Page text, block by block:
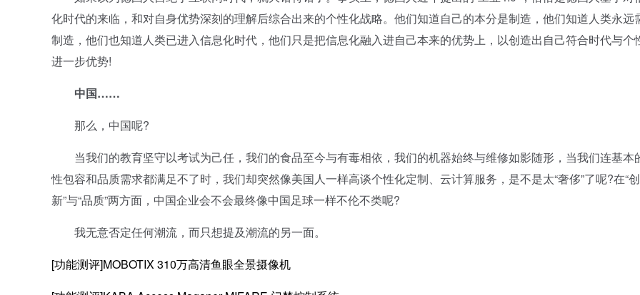
化时代的来临，和对自身优势深刻的理解后综合出来的个性化战略。他们知道自己的本分是制造，他们知道人类永远
制造，他们也知道人类已进入信息化时代，他们只是把信息化融入进自己本来的优势上，以创造出自己符合时代与个
进一步优势!
中国……
那么，中国呢?
当我们的教育坚守以考试为己任，我们的食品至今与有毒相依，我们的机器始终与维修如影随形，当我们连基本
性包容和品质需求都满足不了时，我们却突然像美国人一样高谈个性化定制、云计算服务，是不是太“奢侈”了呢?在“创
新”与“品质”两方面，中国企业会不会最终像中国足球一样不伦不类呢?
我无意否定任何潮流，而只想提及潮流的另一面。
[功能测评]MOBOTIX 310万高清鱼眼全景摄像机